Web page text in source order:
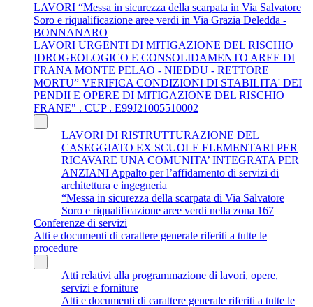
LAVORI “Messa in sicurezza della scarpata in Via Salvatore
Soro e riqualificazione aree verdi in Via Grazia Deledda -
BONNANARO
LAVORI URGENTI DI MITIGAZIONE DEL RISCHIO
IDROGEOLOGICO E CONSOLIDAMENTO AREE DI
FRANA MONTE PELAO - NIEDDU - RETTORE
MORTU” VERIFICA CONDIZIONI DI STABILITA' DEI
PENDII E OPERE DI MITIGAZIONE DEL RISCHIO
FRANE" . CUP . E99J21005510002
LAVORI DI RISTRUTTURAZIONE DEL
CASEGGIATO EX SCUOLE ELEMENTARI PER
RICAVARE UNA COMUNITA’ INTEGRATA PER
ANZIANI Appalto per l’affidamento di servizi di
architettura e ingegneria
“Messa in sicurezza della scarpata di Via Salvatore
Soro e riqualificazione aree verdi nella zona 167
Conferenze di servizi
Atti e documenti di carattere generale riferiti a tutte le
procedure
Atti relativi alla programmazione di lavori, opere,
servizi e forniture
Atti e documenti di carattere generale riferiti a tutte le